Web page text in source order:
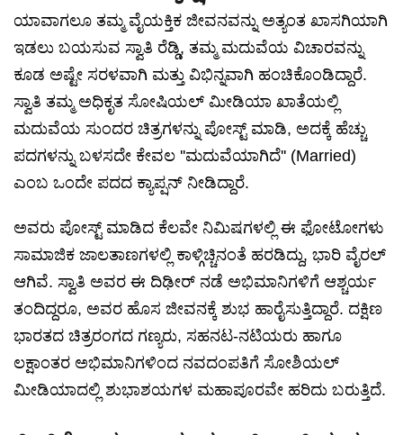
ಯಾವಾಗಲೂ ತಮ್ಮ ವೈಯಕ್ತಿಕ ಜೀವನವನ್ನು ಅತ್ಯಂತ ಖಾಸಗಿಯಾಗಿ
ಇಡಲು ಬಯಸುವ ಸ್ವಾತಿ ರೆಡ್ಡಿ, ತಮ್ಮ ಮದುವೆಯ ವಿಚಾರವನ್ನು
ಕೂಡ ಅಷ್ಟೇ ಸರಳವಾಗಿ ಮತ್ತು ವಿಭಿನ್ನವಾಗಿ ಹಂಚಿಕೊಂಡಿದ್ದಾರೆ.
ಸ್ವಾತಿ ತಮ್ಮ ಅಧಿಕೃತ ಸೋಷಿಯಲ್ ಮೀಡಿಯಾ ಖಾತೆಯಲ್ಲಿ
ಮದುವೆಯ ಸುಂದರ ಚಿತ್ರಗಳನ್ನು ಪೋಸ್ಟ್ ಮಾಡಿ, ಅದಕ್ಕೆ ಹೆಚ್ಚು
ಪದಗಳನ್ನು ಬಳಸದೇ ಕೇವಲ ''ಮದುವೆಯಾಗಿದೆ'' (Married)
ಎಂಬ ಒಂದೇ ಪದದ ಕ್ಯಾಪ್ಷನ್ ನೀಡಿದ್ದಾರೆ.
ಅವರು ಪೋಸ್ಟ್ ಮಾಡಿದ ಕೆಲವೇ ನಿಮಿಷಗಳಲ್ಲಿ ಈ ಫೋಟೋಗಳು
ಸಾಮಾಜಿಕ ಜಾಲತಾಣಗಳಲ್ಲಿ ಕಾಳ್ಗಿಚ್ಚಿನಂತೆ ಹರಡಿದ್ದು, ಭಾರಿ ವೈರಲ್
ಆಗಿವೆ. ಸ್ವಾತಿ ಅವರ ಈ ದಿಢೀರ್ ನಡೆ ಅಭಿಮಾನಿಗಳಿಗೆ ಆಶ್ಚರ್ಯ
ತಂದಿದ್ದರೂ, ಅವರ ಹೊಸ ಜೀವನಕ್ಕೆ ಶುಭ ಹಾರೈಸುತ್ತಿದ್ದಾರೆ. ದಕ್ಷಿಣ
ಭಾರತದ ಚಿತ್ರರಂಗದ ಗಣ್ಯರು, ಸಹನಟ-ನಟಿಯರು ಹಾಗೂ
ಲಕ್ಷಾಂತರ ಅಭಿಮಾನಿಗಳಿಂದ ನವದಂಪತಿಗೆ ಸೋಶಿಯಲ್
ಮೀಡಿಯಾದಲ್ಲಿ ಶುಭಾಶಯಗಳ ಮಹಾಪೂರವೇ ಹರಿದು ಬರುತ್ತಿದೆ.